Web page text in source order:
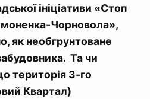
ініціативи «Стоп
Чорновола»,
як необгрунтоване
Та чи
територія 3-го
Квартал)